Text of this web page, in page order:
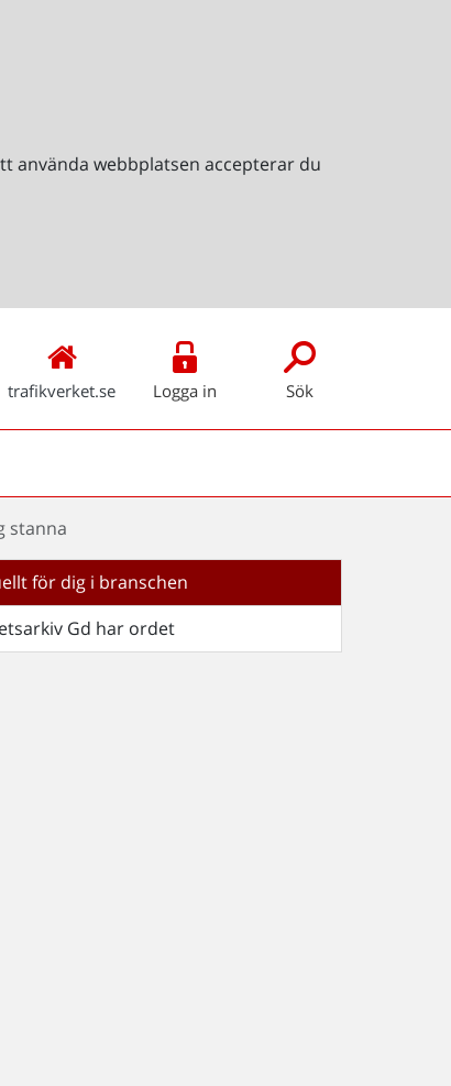
använda webbplatsen accepterar du
trafikverket.se Logga in Sök
stanna
för dig i branschen
Gd har ordet